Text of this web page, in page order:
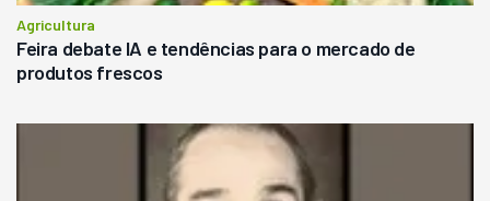
Agricultura
Feira debate IA e tendências para o mercado de
produtos frescos